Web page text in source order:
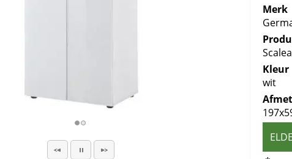
Merk
Scalea
Kleur
wit